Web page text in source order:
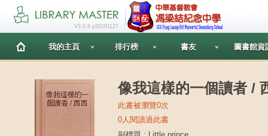
V3.6.8 p20181127
我的主頁 排行榜 書友 圖書館資
像我這樣的一個讀者 /
此書被瀏覽0次
0人閱讀過此書
副標題 : Little prince